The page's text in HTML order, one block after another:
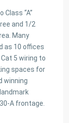
“A”
and 1/2
Many
as 10 offices
5 wiring to
spaces for
winning
A frontage.